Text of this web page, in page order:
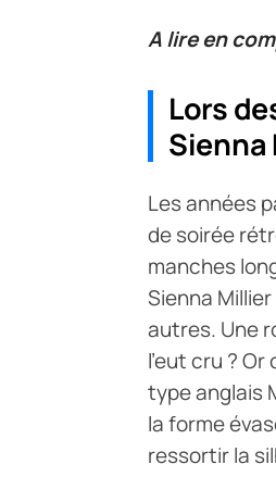
A lire en
Lors
Sienna
Les années
de soirée
manches
Sienna Millier
autres. Une
l’eut cru ?
type anglais
la forme
ressortir la